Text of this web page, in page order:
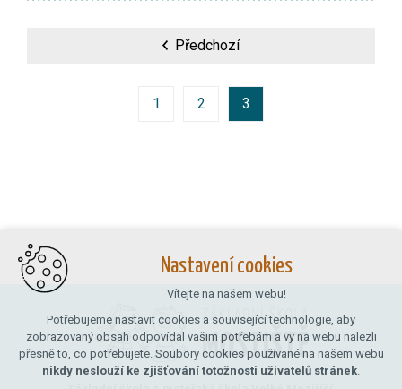
Předchozí
1 2 3
Nastavení cookies
Vítejte na našem webu!
Potřebujeme nastavit cookies a související technologie, aby
zobrazovaný obsah odpovídal vašim potřebám a vy na webu nalezli
přesně to, co potřebujete. Soubory cookies používané na našem webu
nikdy neslouží ke zjišťování totožnosti uživatelů stránek.